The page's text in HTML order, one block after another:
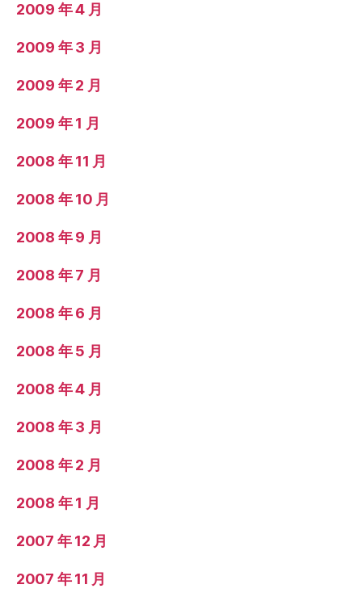
2009 年 4 月
2009 年 3 月
2009 年 2 月
2009 年 1 月
2008 年 11 月
2008 年 10 月
2008 年 9 月
2008 年 7 月
2008 年 6 月
2008 年 5 月
2008 年 4 月
2008 年 3 月
2008 年 2 月
2008 年 1 月
2007 年 12 月
2007 年 11 月